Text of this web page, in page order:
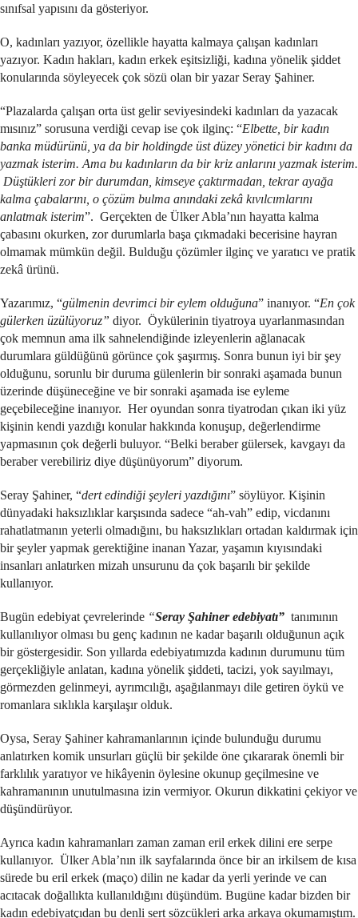
sınıfsal yapısını da gösteriyor.
O, kadınları yazıyor, özellikle hayatta kalmaya çalışan kadınları
yazıyor. Kadın hakları, kadın erkek eşitsizliği, kadına yönelik şiddet
konularında söyleyecek çok sözü olan bir yazar Seray Şahiner.
“Plazalarda çalışan orta üst gelir seviyesindeki kadınları da yazacak
mısınız” sorusuna verdiği cevap ise çok ilginç: “Elbette, bir kadın
banka müdürünü, ya da bir holdingde üst düzey yönetici bir kadını da
yazmak isterim. Ama bu kadınların da bir kriz anlarını yazmak isterim.
Düştükleri zor bir durumdan, kimseye çaktırmadan, tekrar ayağa
kalma çabalarını, o çözüm bulma anındaki zekâ kıvılcımlarını
anlatmak isterim”. Gerçekten de Ülker Abla’nın hayatta kalma
çabasını okurken, zor durumlarla başa çıkmadaki becerisine hayran
olmamak mümkün değil. Bulduğu çözümler ilginç ve yaratıcı ve pratik
zekâ ürünü.
Yazarımız, “gülmenin devrimci bir eylem olduğuna” inanıyor. “En çok
gülerken üzülüyoruz” diyor. Öykülerinin tiyatroya uyarlanmasından
çok memnun ama ilk sahnelendiğinde izleyenlerin ağlanacak
durumlara güldüğünü görünce çok şaşırmış. Sonra bunun iyi bir şey
olduğunu, sorunlu bir duruma gülenlerin bir sonraki aşamada bunun
üzerinde düşüneceğine ve bir sonraki aşamada ise eyleme
geçebileceğine inanıyor. Her oyundan sonra tiyatrodan çıkan iki yüz
kişinin kendi yazdığı konular hakkında konuşup, değerlendirme
yapmasının çok değerli buluyor. “Belki beraber gülersek, kavgayı da
beraber verebiliriz diye düşünüyorum” diyorum.
Seray Şahiner, “dert edindiği şeyleri yazdığını” söylüyor. Kişinin
dünyadaki haksızlıklar karşısında sadece “ah-vah” edip, vicdanını
rahatlatmanın yeterli olmadığını, bu haksızlıkları ortadan kaldırmak için
bir şeyler yapmak gerektiğine inanan Yazar, yaşamın kıyısındaki
insanları anlatırken mizah unsurunu da çok başarılı bir şekilde
kullanıyor.
Bugün edebiyat çevrelerinde “Seray Şahiner edebiyatı” tanımının
kullanılıyor olması bu genç kadının ne kadar başarılı olduğunun açık
bir göstergesidir. Son yıllarda edebiyatımızda kadının durumunu tüm
gerçekliğiyle anlatan, kadına yönelik şiddeti, tacizi, yok sayılmayı,
görmezden gelinmeyi, ayrımcılığı, aşağılanmayı dile getiren öykü ve
romanlara sıklıkla karşılaşır olduk.
Oysa, Seray Şahiner kahramanlarının içinde bulunduğu durumu
anlatırken komik unsurları güçlü bir şekilde öne çıkararak önemli bir
farklılık yaratıyor ve hikâyenin öylesine okunup geçilmesine ve
kahramanının unutulmasına izin vermiyor. Okurun dikkatini çekiyor ve
düşündürüyor.
Ayrıca kadın kahramanları zaman zaman eril erkek dilini ere serpe
kullanıyor. Ülker Abla’nın ilk sayfalarında önce bir an irkilsem de kısa
sürede bu eril erkek (maço) dilin ne kadar da yerli yerinde ve can
acıtacak doğallıkta kullanıldığını düşündüm. Bugüne kadar bizden bir
kadın edebiyatçıdan bu denli sert sözcükleri arka arkaya okumamıştım.